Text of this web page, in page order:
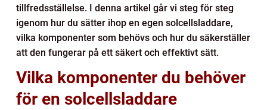
tillfredsställelse. I denna artikel går vi steg för steg
igenom hur du sätter ihop en egen solcellsladdare,
vilka komponenter som behövs och hur du säkerställer
att den fungerar på ett säkert och effektivt sätt.
Vilka komponenter du behöver
för en solcellsladdare